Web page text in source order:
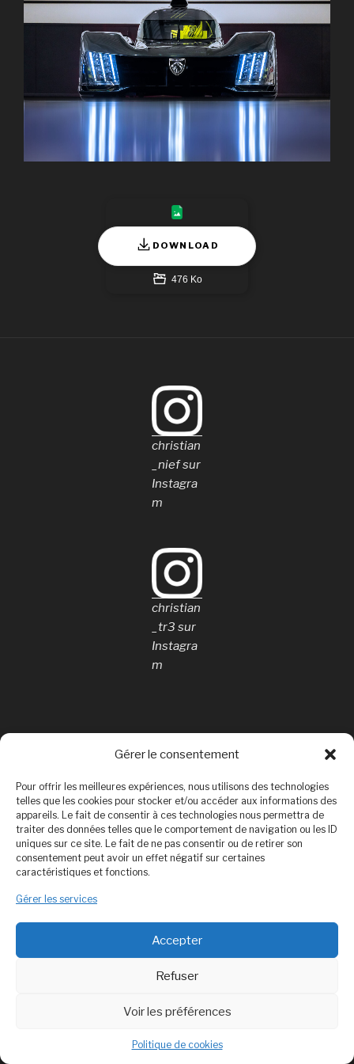
Gérer le consentement
Pour offrir les meilleures expériences, nous utilisons des technologies
telles que les cookies pour stocker et/ou accéder aux informations des
appareils. Le fait de consentir à ces technologies nous permettra de
traiter des données telles que le comportement de navigation ou les ID
uniques sur ce site. Le fait de ne pas consentir ou de retirer son
consentement peut avoir un effet négatif sur certaines
caractéristiques et fonctions.
Gérer les services
Accepter
Refuser
Voir les préférences
Politique de cookies
DOWNLOAD
476 Ko
christian
_nief sur
Instagra
m
christian
_tr3 sur
Instagra
m
Rechercher
Politique de confidentialité
Politique de cookies (UE)
Politique de confidentialité
Fièrement propulsé par